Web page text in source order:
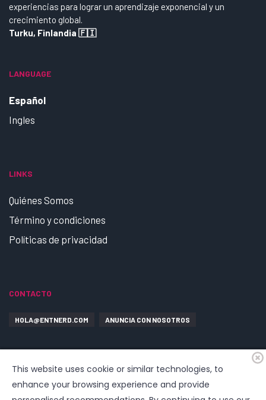
experiencias para lograr un aprendizaje exponencial y un
crecimiento global.
Turku, Finlandia 🇫🇮
LANGUAGE
Español
Ingles
LINKS
Quiénes Somos
Término y condiciones
Políticas de privacidad
CONTACTO
HOLA@ENTNERD.COM ANUNCIA CON NOSOTROS
This website uses cookie or similar technologies, to
enhance your browsing experience and provide